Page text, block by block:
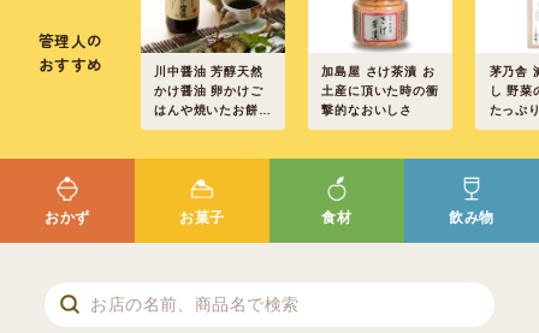
管理人の
おすすめ
川中醤油 芳醇天然
かけ醤油 卵かけご
はんや焼いたお餅に
も
加島屋 さけ茶漬 お
土産に頂いた時の衝
撃的なおいしさ
茅乃舎
し 野菜
たっぷ
のだし
おかず お菓子 食材 飲み物